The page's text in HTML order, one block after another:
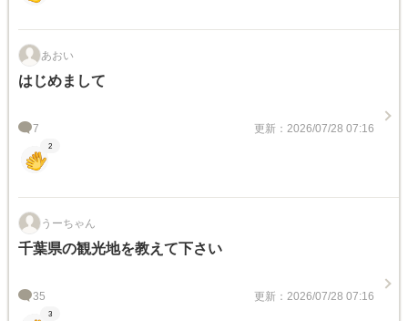
あおい
はじめまして
7 更新：2026/07/28 07:16
2
うーちゃん
千葉県の観光地を教えて下さい
35 更新：2026/07/28 07:16
3